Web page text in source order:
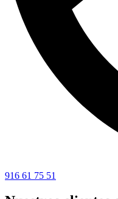
916 61 75 51